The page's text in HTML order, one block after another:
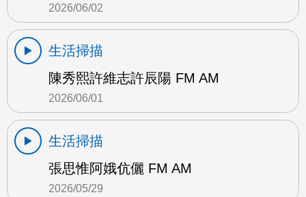
2026/06/02
生活掃描
陳秀熙許維志許辰陽 FM AM
2026/06/01
生活掃描
張思惟阿娥伉儷 FM AM
2026/05/29